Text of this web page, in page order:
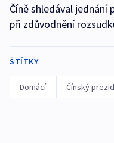
Číně shledával jednání
při zdůvodnění
ŠTÍTKY
Domácí Čínský